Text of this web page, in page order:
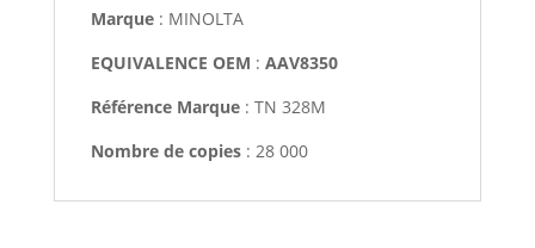
Marque: MINOLTA
EQUIVALENCE OEM : AAV8350
Référence Marque: TN 328M
Nombre de copies: 28 000